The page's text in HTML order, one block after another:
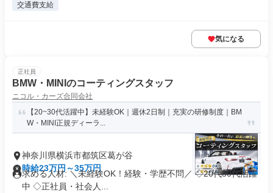
交通費支給
気になる
正社員
BMW・MINIのコーティングスタッフ
ニコル・カーズ合同会社
【20~30代活躍中】未経験OK｜週休2日制｜充実の研修制度｜BM
W・MINI正規ディーラ...
神奈川県横浜市都筑区葛が谷
時給23万円～35万円
求める人材: ＼未経験OK！経験・学歴不問／ ◇20代30代活躍
中 ◇正社員・社会人...